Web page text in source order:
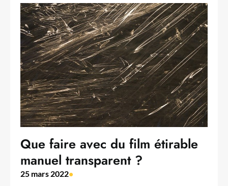
Que faire avec du film étirable
manuel transparent ?
25 mars 2022•